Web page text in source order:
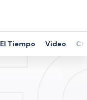
El Tiempo Video